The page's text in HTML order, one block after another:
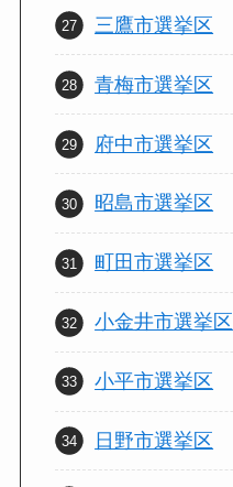
三鷹市選挙区
青梅市選挙区
府中市選挙区
昭島市選挙区
町田市選挙区
小金井市選挙区
小平市選挙区
日野市選挙区